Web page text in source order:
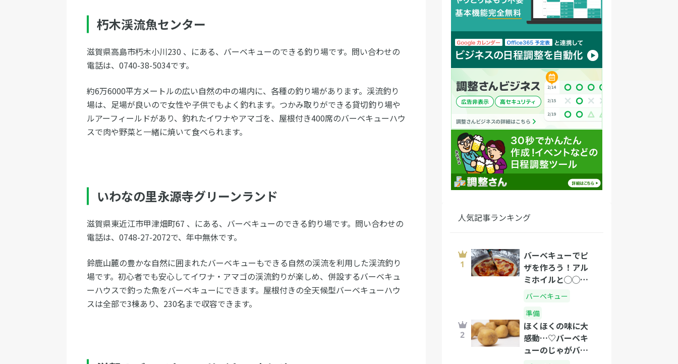
朽木渓流魚センター
滋賀県高島市朽木小川230 、にある、バーベキューのできる釣り場です。問い合わせの
電話は、0740-38-5034です。
約6万6000平方メートルの広い自然の中の場内に、各種の釣り場があります。渓流釣り
場は、足場が良いので女性や子供でもよく釣れます。つかみ取りができる貸切釣り場や
ルアーフィールドがあり、釣れたイワナやアマゴを、屋根付き400席のバーベキューハウ
スで肉や野菜と一緒に焼いて食べられます。
いわなの里永源寺グリーンランド
滋賀県東近江市甲津畑町67 、にある、バーベキューのできる釣り場です。問い合わせの
電話は、0748-27-2072で、年中無休です。
鈴鹿山麓の豊かな自然に囲まれたバーベキューもできる自然の渓流を利用した渓流釣り
場です。初心者でも安心してイワナ・アマゴの渓流釣りが楽しめ、併設するバーベキュ
ーハウスで釣った魚をバーベキューにできます。屋根付きの全天候型バーベキューハウ
スは全部で3棟あり、230名まで収容できます。
人気記事ランキング
バーベキューでピ
ザを作ろう！アル
ミホイルと◯◯で
できるピザの作り
バーベキュー
準備
ほくほくの味に大
感動…♡バーベキ
ューのじゃがバタ